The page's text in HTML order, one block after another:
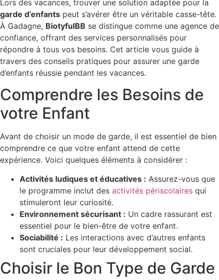
Lors des vacances, trouver une solution adaptée pour la
garde d’enfants peut s’avérer être un véritable casse-tête.
À Gadagne, BiotyfulBB se distingue comme une agence de
confiance, offrant des services personnalisés pour
répondre à tous vos besoins. Cet article vous guide à
travers des conseils pratiques pour assurer une garde
d’enfants réussie pendant les vacances.
Comprendre les Besoins de
votre Enfant
Avant de choisir un mode de garde, il est essentiel de bien
comprendre ce que votre enfant attend de cette
expérience. Voici quelques éléments à considérer :
Activités ludiques et éducatives : Assurez-vous que
le programme inclut des activités périscolaires qui
stimuleront leur curiosité.
Environnement sécurisant : Un cadre rassurant est
essentiel pour le bien-être de votre enfant.
Sociabilité : Les interactions avec d’autres enfants
sont cruciales pour leur développement social.
Choisir le Bon Type de Garde